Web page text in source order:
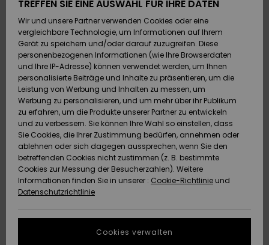
Schuhe&
Flip-Flops
Surf
Snow
Brandneu
Highlights
Schuhe&
Flip-Flops
Surf
Snow
Brandneu
Highlights
FRAUEN
Highlights
Snow
SURF
Kinder
Highlights
Community
SNOW
Kinder
Snow Shop
Damen
Highlights
Community
DOPPELTER
RABATT
KINDER
Outlet
Frauen
HILFE & KONTAKT
Retouren
Bezahlung
Geschenkkarte
Quiksilver
Freedom
Datenschutz
Starten Sie eine
NACHHALTIGKEIT
SHOPS
TREFFEN SIE EINE AUSWAHL FÜR IHRE DATEN
Wir und unsere Partner verwenden Cookies oder eine
vergleichbare Technologie, um Informationen auf Ihrem
Gerät zu speichern und/oder darauf zuzugreifen. Diese
personenbezogenen Informationen (wie Ihre Browserdaten
und Ihre IP-Adresse) können verwendet werden, um Ihnen
personalisierte Beiträge und Inhalte zu präsentieren, um die
Leistung von Werbung und Inhalten zu messen, um
Werbung zu personalisieren, und um mehr über ihr Publikum
zu erfahren, um die Produkte unserer Partner zu entwickeln
und zu verbessern. Sie können Ihre Wahl so einstellen, dass
Sie Cookies, die Ihrer Zustimmung bedürfen, annehmen oder
ablehnen oder sich dagegen aussprechen, wenn Sie den
betreffenden Cookies nicht zustimmen (z. B. bestimmte
Cookies zur Messung der Besucherzahlen). Weitere
Informationen finden Sie in unserer : Cookie-Richtlinie und
Datenschutzrichtlinie
Cookies verwalten